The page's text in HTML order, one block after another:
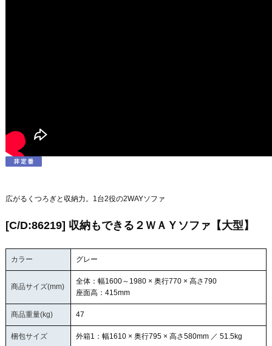
広がるくつろぎと収納力。1台2役の2WAYソファ
[C/D:86219] 収納もできる２ＷＡＹソファ【大型】
カラー グレー
商品サイズ(mm)
全体：幅1600～1980 × 奥行770 × 高さ790
座面高：415mm
商品重量(kg) 47
梱包サイズ 外箱1：幅1610 × 奥行795 × 高さ580mm ／ 51.5kg